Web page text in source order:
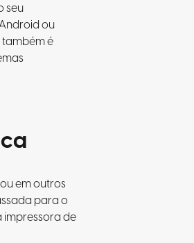
seu
ou
também é
em outros
para o
impressora de